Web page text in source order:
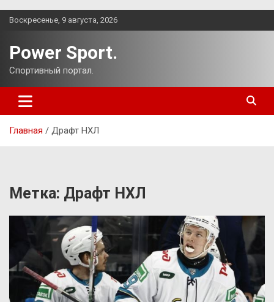
Перейти
Воскресенье, 9 августа, 2026
Power Sport.
Спортивный портал.
Главная Драфт НХЛ
Метка: Драфт НХЛ